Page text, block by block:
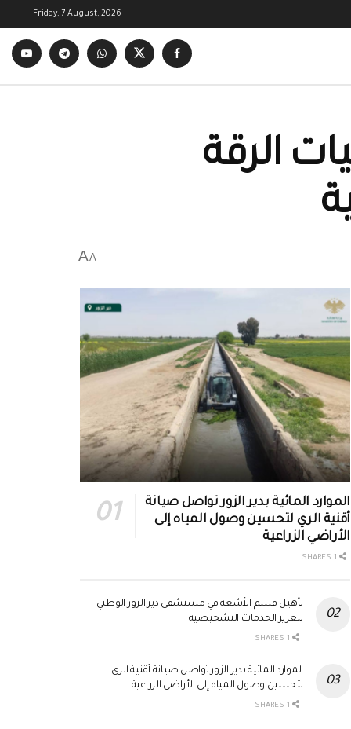
Friday, 7 August, 2026
الرقة
A
A
الموارد المائية بدير الزور تواصل صيانة
أقنية الري لتحسين وصول المياه إلى
الأراضي الزراعية
تأهيل قسم الأشعة في مستشفى دير الزور الوطني
لتعزيز الخدمات التشخيصية
الموارد المائية بدير الزور تواصل صيانة أقنية الري
لتحسين وصول المياه إلى الأراضي الزراعية